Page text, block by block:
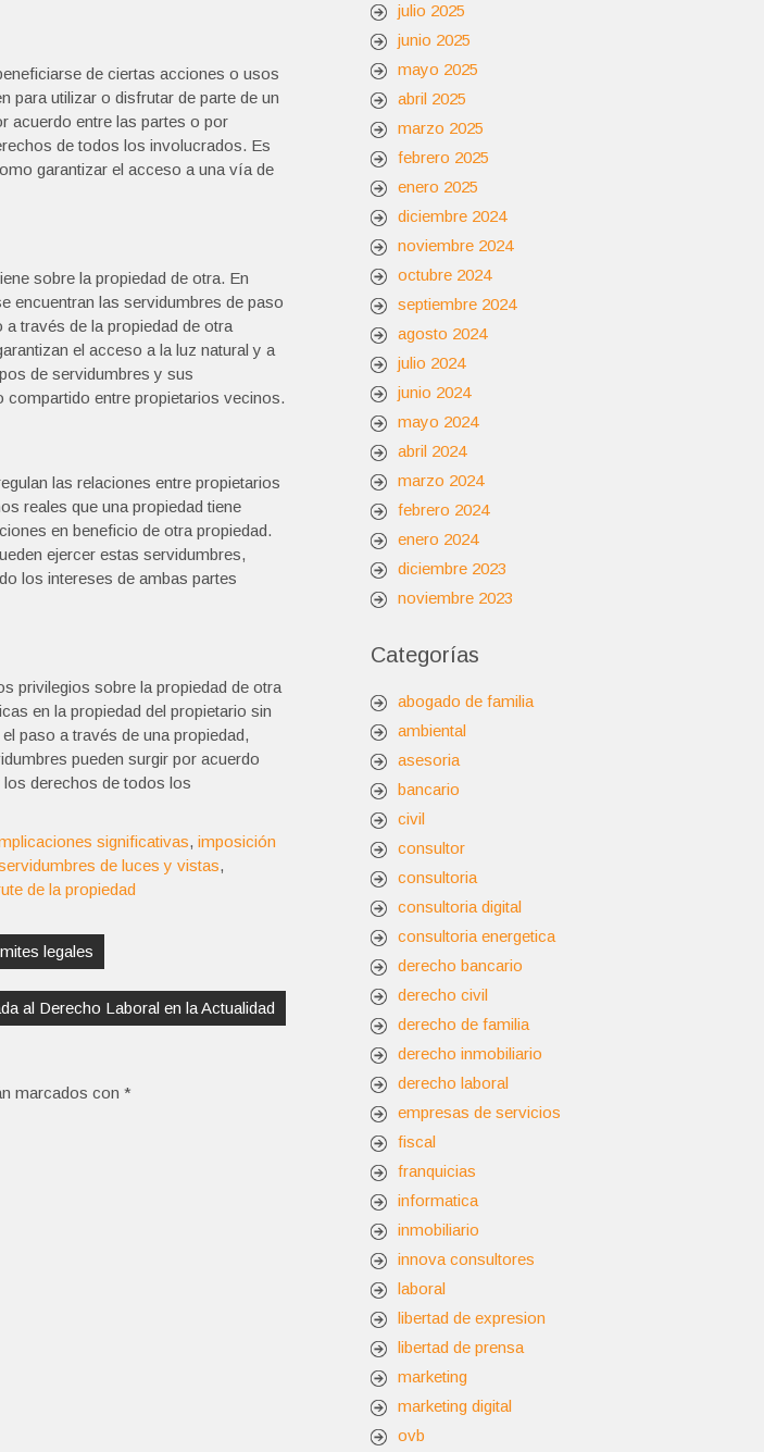
de ciertas acciones o usos
para utilizar o disfrutar de parte de un
acuerdo entre las partes o por
de todos los involucrados. Es
garantizar el acceso a una vía de
sobre la propiedad de otra. En
encuentran las servidumbres de paso
través de la propiedad de otra
el acceso a la luz natural y a
de servidumbres y sus
entre propietarios vecinos.
las relaciones entre propietarios
reales que una propiedad tiene
en beneficio de otra propiedad.
ejercer estas servidumbres,
los intereses de ambas partes
privilegios sobre la propiedad de otra
en la propiedad del propietario sin
paso a través de una propiedad,
pueden surgir por acuerdo
derechos de todos los
significativas, imposición
de luces y vistas,
de la propiedad
legales
al Derecho Laboral en la Actualidad
marcados con *
julio 2025
junio 2025
mayo 2025
abril 2025
marzo 2025
febrero 2025
enero 2025
diciembre 2024
noviembre 2024
octubre 2024
septiembre 2024
agosto 2024
julio 2024
junio 2024
mayo 2024
abril 2024
marzo 2024
febrero 2024
enero 2024
diciembre 2023
noviembre 2023
Categorías
abogado de familia
ambiental
asesoria
bancario
civil
consultor
consultoria
consultoria digital
consultoria energetica
derecho bancario
derecho civil
derecho de familia
derecho inmobiliario
derecho laboral
empresas de servicios
fiscal
franquicias
informatica
inmobiliario
innova consultores
laboral
libertad de expresion
libertad de prensa
marketing
marketing digital
ovb